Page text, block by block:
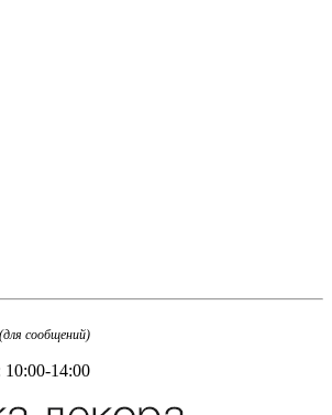
(для сообщений)
10:00-14:00